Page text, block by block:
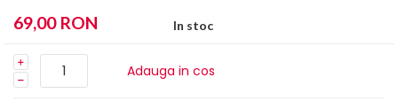
69,00 RON In stoc
Adauga in cos
the
gallery